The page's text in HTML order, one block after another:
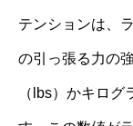
テンションは、
の引っ張る力の
（lbs）かキロ